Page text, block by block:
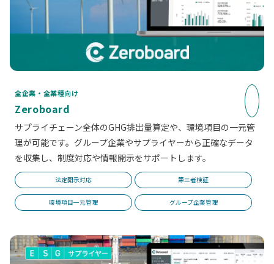
全企業・全業種向け
Zeroboard
サプライチェーン全体のGHG排出量算定や、環境項目の一元管
理が可能です。グループ企業やサプライヤーから正確なデータ
を収集し、制度対応や情報開示をサポートします。
法定開示対応 第三者検証
環境項目一元管理 グループ企業管理